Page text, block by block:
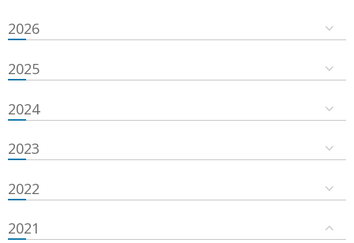
2026
2025
2024
2023
2022
2021